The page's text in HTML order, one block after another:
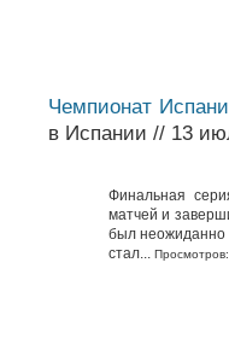
Чемпионат
в Испании // 13
Финальная
матчей и
был неожиданно
стал...